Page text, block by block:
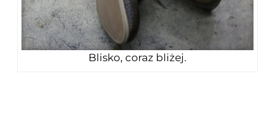
Blisko, coraz bliżej.